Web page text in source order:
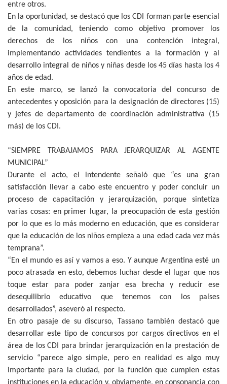
entre otros.
En la oportunidad, se destacó que los CDI forman parte esencial
de la comunidad, teniendo como objetivo promover los
derechos de los niños con una contención integral,
implementando actividades tendientes a la formación y al
desarrollo integral de niños y niñas desde los 45 días hasta los 4
años de edad.
En este marco, se lanzó la convocatoria del concurso de
antecedentes y oposición para la designación de directores (15)
y jefes de departamento de coordinación administrativa (15
más) de los CDI.
“SIEMPRE TRABAJAMOS PARA JERARQUIZAR AL AGENTE
MUNICIPAL”
Durante el acto, el intendente señaló que “es una gran
satisfacción llevar a cabo este encuentro y poder concluir un
proceso de capacitación y jerarquización, porque sintetiza
varias cosas: en primer lugar, la preocupación de esta gestión
por lo que es lo más moderno en educación, que es considerar
que la educación de los niños empieza a una edad cada vez más
temprana”.
“En el mundo es así y vamos a eso. Y aunque Argentina esté un
poco atrasada en esto, debemos luchar desde el lugar que nos
toque estar para poder zanjar esa brecha y reducir ese
desequilibrio educativo que tenemos con los países
desarrollados”, aseveró al respecto.
En otro pasaje de su discurso, Tassano también destacó que
desarrollar este tipo de concursos por cargos directivos en el
área de los CDI para brindar jerarquización en la prestación de
servicio “parece algo simple, pero en realidad es algo muy
importante para la ciudad, por la función que cumplen estas